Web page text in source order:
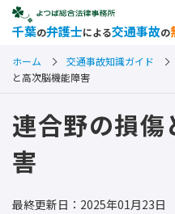
千葉の弁護士による交通事故の
ホーム 交通事故知識ガイド
と高次脳機能障害
連合野の損傷
害
最終更新日：2025年01月23日